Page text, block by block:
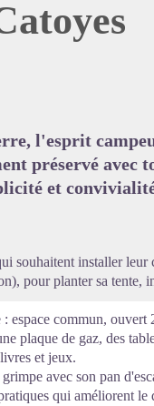
l'esprit
préservé avec
et
souhaitent installer leur
pour planter sa tente,
espace commun,
plaque de gaz, des
et jeux.
avec son pan
qui améliorent le